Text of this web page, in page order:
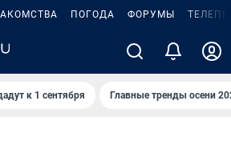
ПОГОДА ФОРУМЫ
к 1 сентября Главные тренды осени